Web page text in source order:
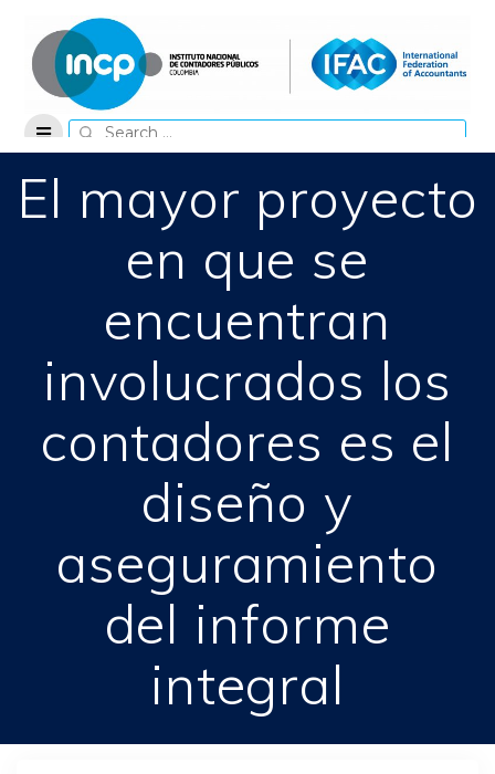
content
Search
for:
El mayor proyecto
en que se
encuentran
involucrados los
contadores es el
diseño y
aseguramiento
del informe
integral